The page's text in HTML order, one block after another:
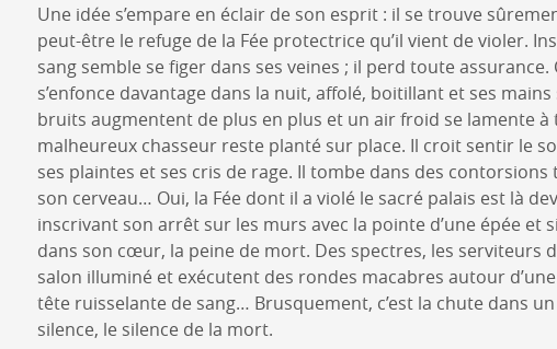
Une idée s’empare en éclair de son esprit : il se trouve
peut-être le refuge de la Fée protectrice qu’il vient de violer.
sang semble se figer dans ses veines ; il perd toute
s’enfonce davantage dans la nuit, affolé, boitillant et ses
bruits augmentent de plus en plus et un air froid se lamente à
malheureux chasseur reste planté sur place. Il croit sentir le
ses plaintes et ses cris de rage. Il tombe dans des
son cerveau… Oui, la Fée dont il a violé le sacré palais est là
inscrivant son arrêt sur les murs avec la pointe d’une épée et
dans son cœur, la peine de mort. Des spectres, les serviteurs
salon illuminé et exécutent des rondes macabres autour
tête ruisselante de sang… Brusquement, c’est la chute dans
silence, le silence de la mort.